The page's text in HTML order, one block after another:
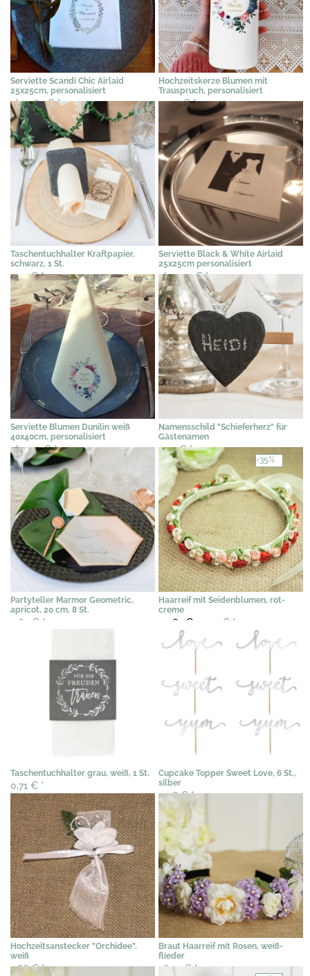
Serviette Scandi Chic Airlaid
25x25cm, personalisiert
ab 0,65 €*
Hochzeitskerze Blumen mit
Trauspruch, personalisiert
37,91 €*
Taschentuchhalter Kraftpapier,
schwarz, 1 St.
0,71 €*
Serviette Black & White Airlaid
25x25cm personalisiert
ab 0,59 €*
Serviette Blumen Dunilin weiß
40x40cm, personalisiert
ab 1,19 €*
Namensschild "Schieferherz" für
Gästenamen
2,45 €*
Partyteller Marmor Geometric,
apricot, 20 cm, 8 St.
5,64 € *
-35%
Haarreif mit Seidenblumen, rot-
creme
30,67 € 19,90 € *
Taschentuchhalter grau, weiß, 1 St.
0,71 € *
Cupcake Topper Sweet Love, 6 St.,
silber
5,08 €*
Hochzeitsanstecker "Orchidee",
weiß
2,66 €*
Braut Haarreif mit Rosen, weiß-
flieder
26,57 €*